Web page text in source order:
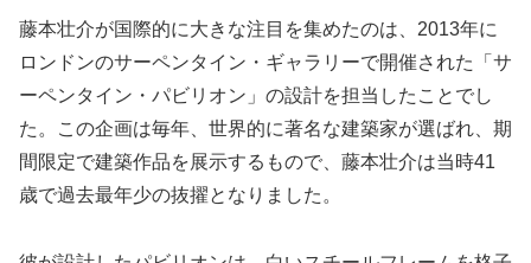
藤本壮介が国際的に大きな注目を集めたのは、2013年に
ロンドンのサーペンタイン・ギャラリーで開催された「サ
ーペンタイン・パビリオン」の設計を担当したことでし
た。この企画は毎年、世界的に著名な建築家が選ばれ、期
間限定で建築作品を展示するもので、藤本壮介は当時41
歳で過去最年少の抜擢となりました。